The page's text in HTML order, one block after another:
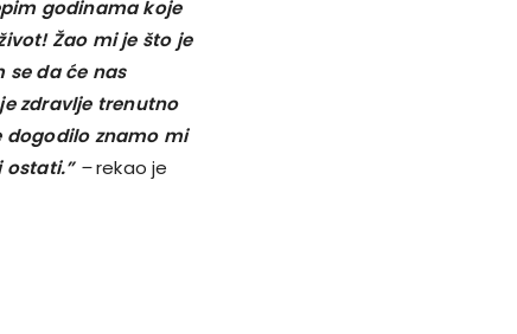
godinama koje
Žao mi je što je
se da će nas
zdravlje trenutno
dogodilo znamo mi
ostati.”–rekao je